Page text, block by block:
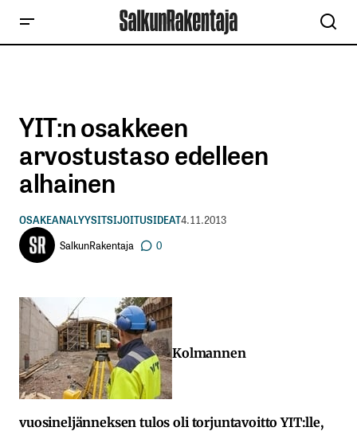
YIT:n osakkeen
arvostustaso edelleen
alhainen
OSAKEANALYYSITSIJOITUSIDEAT4.11.2013
SalkunRakentaja
0
Kolmannen
vuosineljänneksen tulos oli torjuntavoitto YIT:lle,